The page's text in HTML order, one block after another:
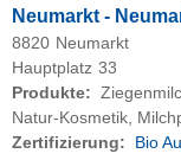
Neumarkt -
8820 Neumarkt
Hauptplatz 33
Produkte:
Natur-Kosmetik,
Zertifizierung:
Bio